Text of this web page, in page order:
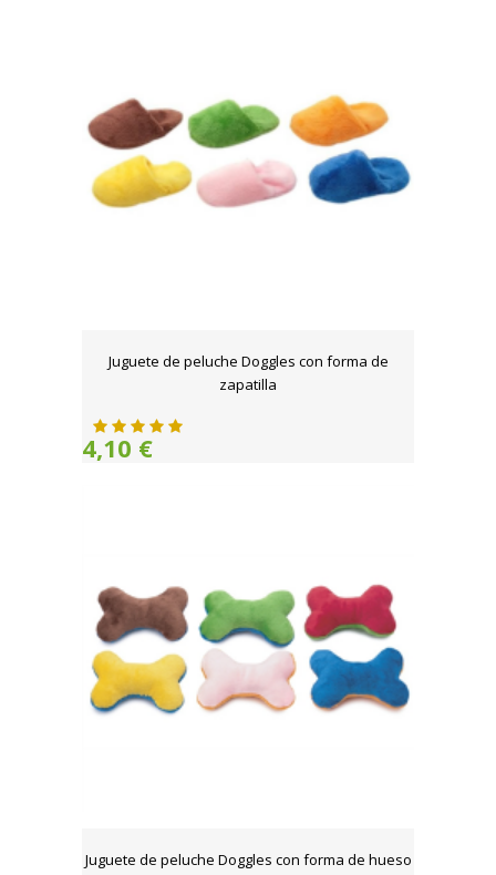
Juguete de peluche Doggles con forma de
zapatilla
4,10 €
Juguete de peluche Doggles con forma de hueso